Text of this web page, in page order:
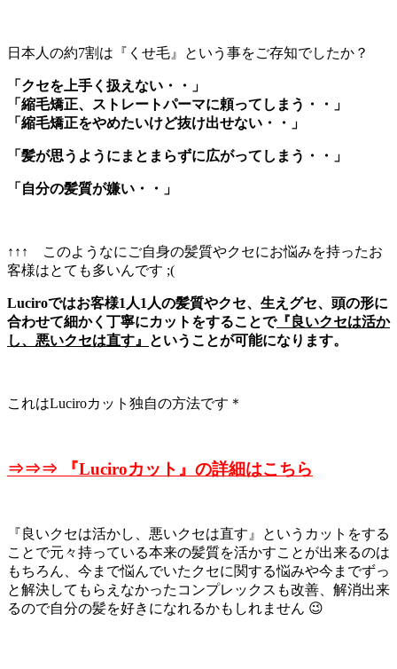
日本人の約7割は『くせ毛』という事をご存知でしたか？
「クセを上手く扱えない・・」
「縮毛矯正、ストレートパーマに頼ってしまう・・」
「縮毛矯正をやめたいけど抜け出せない・・」
「髪が思うようにまとまらずに広がってしまう・・」
「自分の髪質が嫌い・・」
↑↑↑ このようなにご自身の髪質やクセにお悩みを持ったお
客様はとても多いんです ;(
Luciroではお客様1人1人の髪質やクセ、生えグセ、頭の形に
合わせて細かく丁寧にカットをすることで『良いクセは活か
し、悪いクセは直す』
ということが可能になります。
これはLuciroカット独自の方法です＊
⇒⇒⇒ 『Luciroカット』の詳細はこちら
『良いクセは活かし、悪いクセは直す』というカットをする
ことで元々持っている本来の髪質を活かすことが出来るのは
もちろん、今まで悩んでいたクセに関する悩みや今までずっ
と解決してもらえなかったコンプレックスも改善、解消出来
るので自分の髪を好きになれるかもしれません 😉